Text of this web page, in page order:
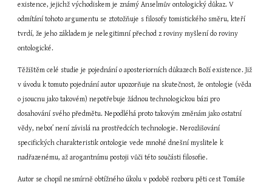
existence, jejichž východiskem je známý Anselmův ontologický důkaz. V
odmítání tohoto argumentu se ztotožňuje s filosofy tomistického směru, kteří
tvrdí, že jeho základem je nelegitimní přechod z roviny myšlení do roviny
ontologické.
Těžištěm celé studie je pojednání o aposteriorních důkazech Boží existence. Již
v úvodu k tomuto pojednání autor upozorňuje na skutečnost, že ontologie (věda
o jsoucnu jako takovém) nepotřebuje žádnou technologickou bázi pro
dosahování svého předmětu. Nepodléhá proto takovým změnám jako ostatní
vědy, neboť není závislá na prostředcích technologie. Nerozlišování
specifických charakteristik ontologie vede mnohé dnešní myslitele k
nadřazenému, až arogantnímu postoji vůči této součásti filosofie.
Autor se chopil nesmírně obtížného úkolu v podobě rozboru pěti cest Tomáše